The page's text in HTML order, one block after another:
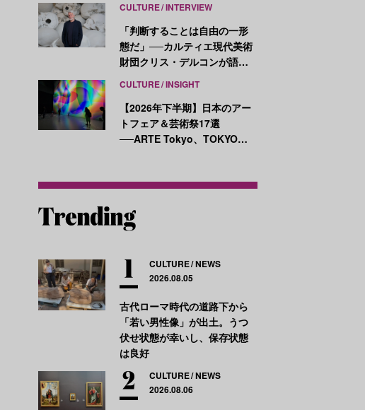
CULTURE INTERVIEW
「判断することは自由の一形
態だ」──カルティエ現代美術
財団クリス・デルコンが語
CULTURE INSIGHT
【2026年下半期】日本のアー
トフェア＆芸術祭17選
──ARTE Tokyo、TOKYO
CULTURE NEWS
2026.08.05
古代ローマ時代の道路下から
「若い男性像」が出土。うつ
伏せ状態が幸いし、保存状態
は良好
CULTURE NEWS
2026.08.06